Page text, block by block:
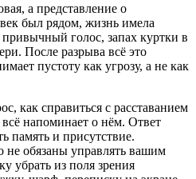
а представление о
был рядом, жизнь имела
голос, запах куртки в
После разрыва всё это
пустоту как угрозу, а не как
как справиться с расставанием
напоминает о нём. Ответ
память и присутствие.
не обязаны управлять вашим
убрать из поля зрения